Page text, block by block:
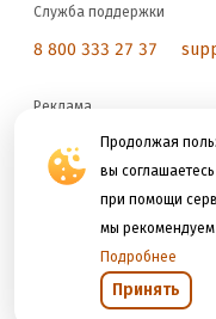
Продолжая
вы
при помощи
мы рекомендуем
Подробнее
Принять
Служба поддержки
8 800 333 27 37
Реклама
reklama@litres.ru
Мы принимаем к оплате